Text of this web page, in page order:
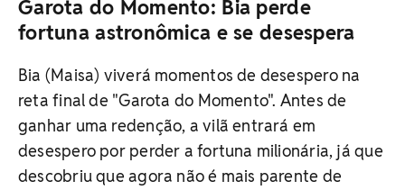
Garota do Momento: Bia perde
fortuna astronômica e se desespera
Bia (Maisa) viverá momentos de desespero na
reta final de "Garota do Momento". Antes de
ganhar uma redenção, a vilã entrará em
desespero por perder a fortuna milionária, já que
descobriu que agora não é mais parente de